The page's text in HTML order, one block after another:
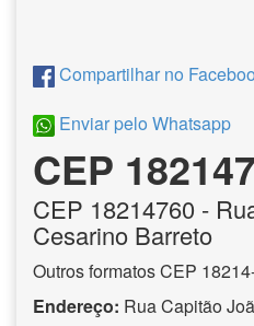
Compartilhar no
Enviar pelo Whatsapp
CEP
CEP 18214760 -
Cesarino Barreto
Outros formatos CEP
Endereço: Rua Capitão